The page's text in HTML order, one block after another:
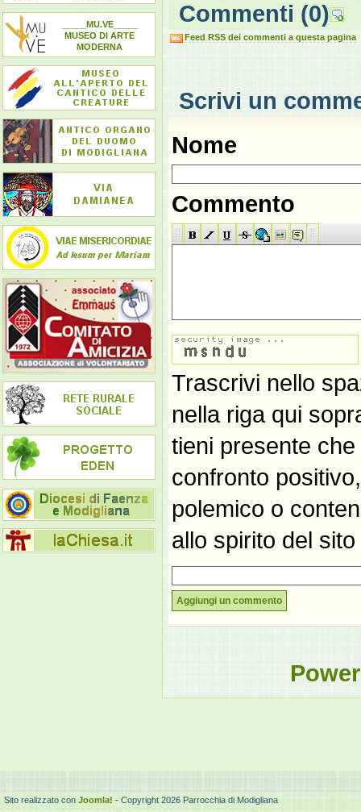
_____MU.VE_____
MUSEO DI ARTE
MODERNA
Commenti (0)
Feed RSS dei commenti a questa pagina
Scrivi un
Nome
Commento
Trascrivi nello
nella riga qui
tieni presente
confronto
polemico o
allo spirito del
Aggiungi un commento
Sito realizzato con Joomla! - Copyright 2026 Parrocchia di Modigliana